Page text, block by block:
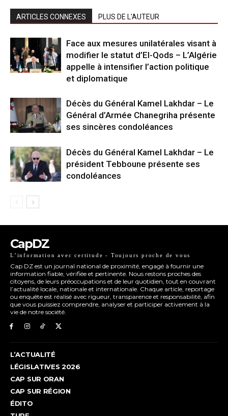
ARTICLES CONNEXES PLUS DE L'AUTEUR
Face aux mesures unilatérales visant à
modifier le statut d’El-Qods – L’Algérie
appelle à intensifier l’action politique
et diplomatique
Décès du Général Kamel Lakhdar – Le
Général d’Armée Chanegriha présente
ses sincères condoléances
Décès du Général Kamel Lakhdar – Le
président Tebboune présente ses
condoléances
CapDZ
L’information avec certitude - Toujours proche de vous
Cap DZ est un journal national de proximité, engagé à fournir une
information fiable, vérifiée et pertinente. Nous restons proches des
citoyens, de leurs préoccupations et de leur quotidien, tout en couvrant
l’actualité locale, nationale et internationale. Chaque article, reportage
ou enquête est réalisé avec rigueur, transparence et responsabilité, afin
que vous puissiez comprendre, analyser et participer activement à la
vie de notre société.
L’ACTUALITÉ
LÉGISLATIVES 2026
CAP SUR ORAN
CAP SUR RÉGION
ÉDITO